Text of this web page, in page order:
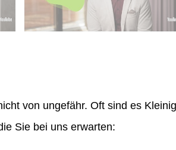
von ungefähr. Oft sind es
Sie bei uns erwarten: